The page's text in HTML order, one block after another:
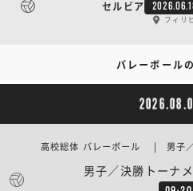
セルビア
フィリ
バレーボール
男子／決勝トーナ
高校総体 バレーボール | 男子／